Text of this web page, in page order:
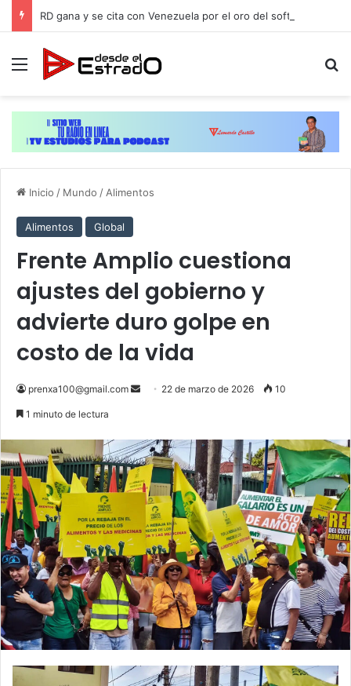
Menú
Inicio / Mundo / Alimentos
Alimentos Global
Frente Amplio cuestiona
ajustes del gobierno y
advierte duro golpe en
costo de la vida
prenxa100@gmail.com
Send 22 de marzo de 2026 10
1 minuto de lectura